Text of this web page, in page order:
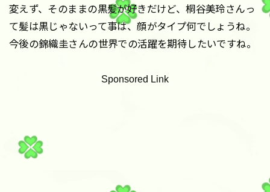
変えず、そのままの黒髪が好きだけど、桐谷美玲さんっ
て髪は黒じゃないって事は、顔がタイプ何でしょうね。
今後の錦織圭さんの世界での活躍を期待したいですね。
Sponsored Link